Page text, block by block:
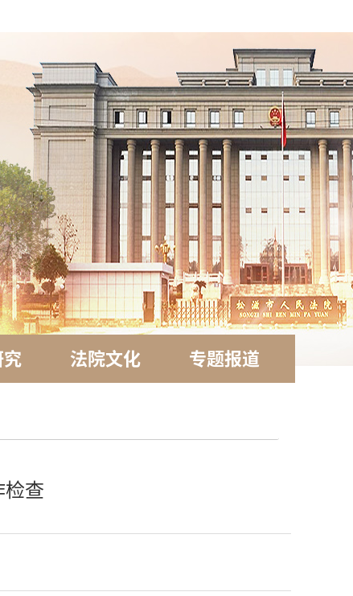
究 法院文化 专题报道
检查